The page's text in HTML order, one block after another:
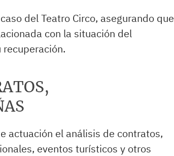
del Teatro Circo, asegurando que
con la situación del
actuación el análisis de contratos,
eventos turísticos y otros